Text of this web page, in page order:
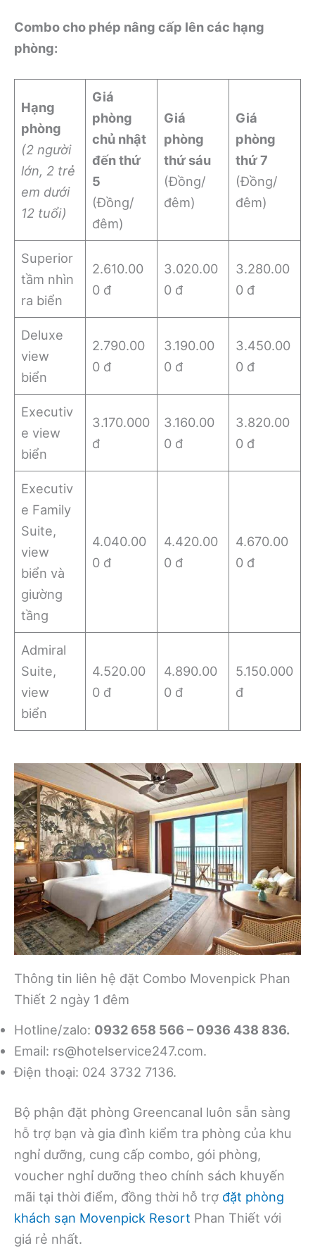
Combo cho phép nâng cấp lên các hạng
phòng:
Hạng
phòng
(2 người
lớn, 2 trẻ
em dưới
12 tuổi)
Giá
phòng
chủ nhật
đến thứ
5
(Đồng/
đêm)
Giá
phòng
thứ sáu
(Đồng/
đêm)
Giá
phòng
thứ 7
(Đồng/
đêm)
Superior
tầm nhìn
ra biển
2.610.00
0 đ
3.020.00
0 đ
3.280.00
0 đ
Deluxe
view
biển
2.790.00
0 đ
3.190.00
0 đ
3.450.00
0 đ
Executiv
e view
biển
3.170.000
đ
3.160.00
0 đ
3.820.00
0 đ
Executiv
e Family
Suite,
view
biển và
giường
tầng
4.040.00
0 đ
4.420.00
0 đ
4.670.00
0 đ
Admiral
Suite,
view
biển
4.520.00
0 đ
4.890.00
0 đ
5.150.000
đ
Thông tin liên hệ đặt Combo Movenpick Phan
Thiết 2 ngày 1 đêm
Hotline/zalo: 0932 658 566 – 0936 438 836.
Email: rs@hotelservice247.com.
Điện thoại: 024 3732 7136.
Bộ phận đặt phòng Greencanal luôn sẵn sàng
hỗ trợ bạn và gia đình kiểm tra phòng của khu
nghỉ dưỡng, cung cấp combo, gói phòng,
voucher nghỉ dưỡng theo chính sách khuyến
mãi tại thời điểm, đồng thời hỗ trợ đặt phòng
khách sạn Movenpick Resort Phan Thiết với
giá rẻ nhất.